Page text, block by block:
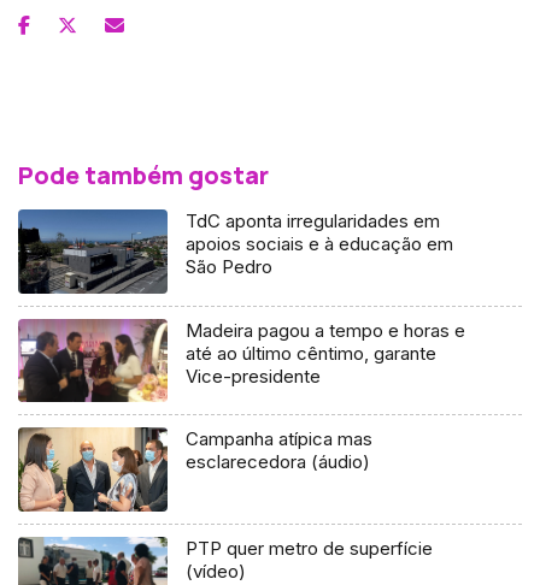
Pode também gostar
TdC aponta irregularidades em
apoios sociais e à educação em
São Pedro
Madeira pagou a tempo e horas e
até ao último cêntimo, garante
Vice-presidente
Campanha atípica mas
esclarecedora (áudio)
PTP quer metro de superfície
(vídeo)